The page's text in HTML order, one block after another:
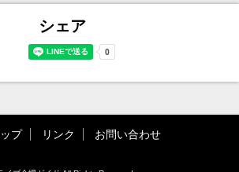
シェア
プ リンク お問い合わせ